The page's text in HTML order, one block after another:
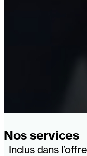
Nos services
Inclus dans l’offre